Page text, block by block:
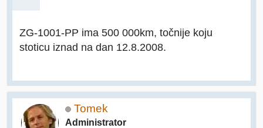
ZG-1001-PP ima 500 000km, točnije koju
stoticu iznad na dan 12.8.2008.
Tomek
Administrator